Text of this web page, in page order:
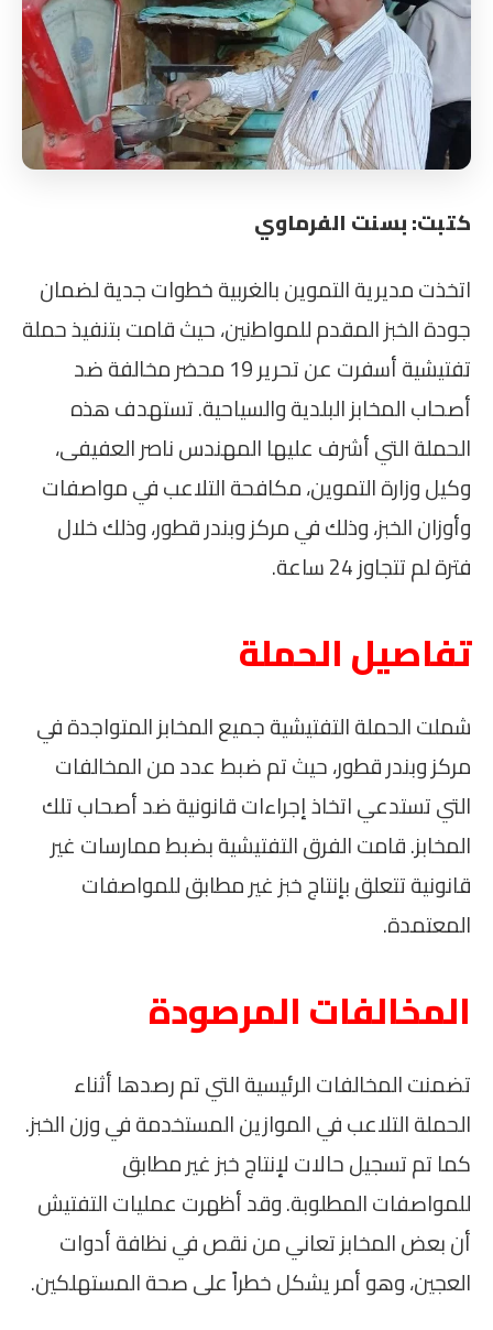
كتبت: بسنت الفرماوي
اتخذت مديرية التموين بالغربية خطوات جدية لضمان
جودة الخبز المقدم للمواطنين، حيث قامت بتنفيذ حملة
تفتيشية أسفرت عن تحرير 19 محضر مخالفة ضد
أصحاب المخابز البلدية والسياحية. تستهدف هذه
الحملة التي أشرف عليها المهندس ناصر العفيفى،
وكيل وزارة التموين، مكافحة التلاعب في مواصفات
وأوزان الخبز، وذلك في مركز وبندر قطور، وذلك خلال
فترة لم تتجاوز 24 ساعة.
تفاصيل الحملة
شملت الحملة التفتيشية جميع المخابز المتواجدة في
مركز وبندر قطور، حيث تم ضبط عدد من المخالفات
التي تستدعي اتخاذ إجراءات قانونية ضد أصحاب تلك
المخابز. قامت الفرق التفتيشية بضبط ممارسات غير
قانونية تتعلق بإنتاج خبز غير مطابق للمواصفات
المعتمدة.
المخالفات المرصودة
تضمنت المخالفات الرئيسية التي تم رصدها أثناء
الحملة التلاعب في الموازين المستخدمة في وزن الخبز.
كما تم تسجيل حالات لإنتاج خبز غير مطابق
للمواصفات المطلوبة. وقد أظهرت عمليات التفتيش
أن بعض المخابز تعاني من نقص في نظافة أدوات
العجين، وهو أمر يشكل خطراً على صحة المستهلكين.